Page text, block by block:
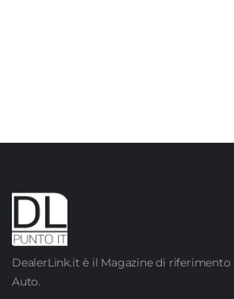
DealerLink.it è il Magazine di riferimento
Auto.